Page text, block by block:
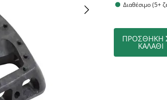
Διαθέσιμο (5+
ΠΡΟΣΘΉΚΗ
ΚΑΛΆΘΙ